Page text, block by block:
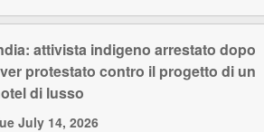
attivista indigeno arrestato dopo
protestato contro il progetto di un
di lusso
July 14, 2026